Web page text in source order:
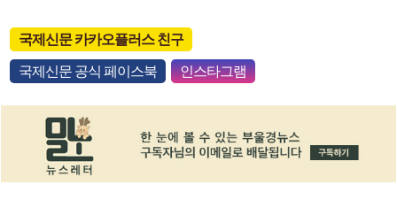
국제신문 카카오플러스 친구
국제신문 공식 페이스북 인스타그램